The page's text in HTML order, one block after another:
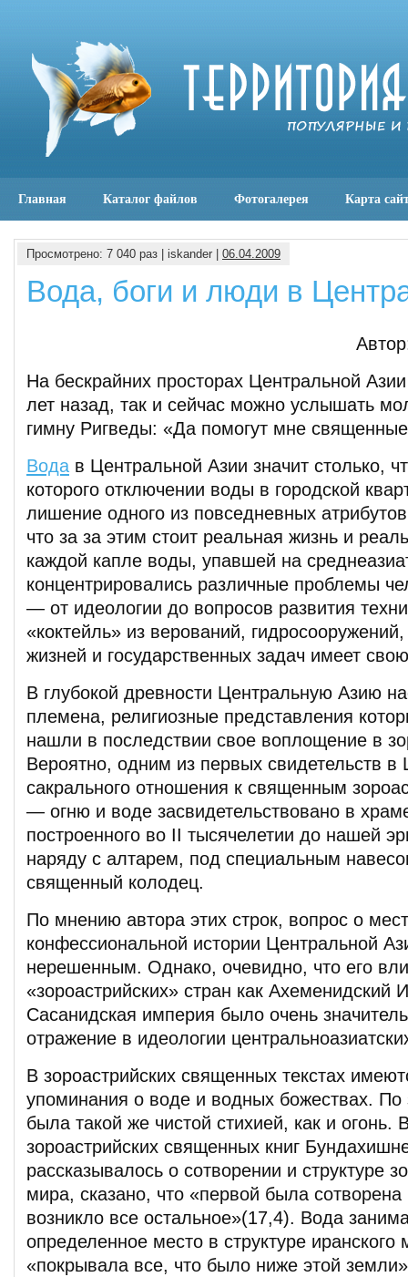
Главная Каталог файлов Фотогалерея Карта
Просмотрено: 7 040 раз | iskander | 06.04.2009
Вода, боги и люди в
На бескрайних просторах Центральной
лет назад, так и сейчас можно услышать
гимну Ригведы: «Да помогут мне
Вода в Центральной Азии значит столько,
которого отключении воды в городской
лишение одного из повседневных
что за за этим стоит реальная жизнь и
каждой капле воды, упавшей на
концентрировались различные проблемы
— от идеологии до вопросов развития
«коктейль» из верований,
жизней и государственных задач имеет
В глубокой древности Центральную Азию
племена, религиозные представления
нашли в последствии свое воплощение в
Вероятно, одним из первых свидетельств в
сакрального отношения к священным
— огню и воде засвидетельствовано в
построенного во II тысячелетии до нашей
наряду с алтарем, под специальным
священный колодец.
По мнению автора этих строк, вопрос о
конфессиональной истории Центральной
нерешенным. Однако, очевидно, что его
«зороастрийских» стран как Ахеменидский
Сасанидская империя было очень
отражение в идеологии
В зороастрийских священных текстах
упоминания о воде и водных божествах. По
была такой же чистой стихией, как и огонь.
зороастрийских священных книг
рассказывалось о сотворении и структуре
мира, сказано, что «первой была
возникло все остальное»(17,4). Вода
определенное место в структуре иранского
«покрывала все, что было ниже этой